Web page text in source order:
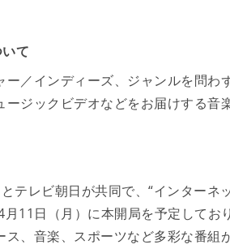
て
／インディーズ、ジャンルを問わ
ジックビデオなどをお届けする音
テレビ朝日が共同で、“インターネ
11日（月）に本開局を予定してお
、音楽、スポーツなど多彩な番組